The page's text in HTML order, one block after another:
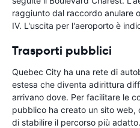
raggiunto dal raccordo anulare
IV. L'uscita per l'aeroporto è
Trasporti pubblici
Quebec City ha una rete di
estesa che diventa adirittura
arrivano dove. Per facilitare le
pubblico ha creato un sito
di stabilire il percorso più adatto.